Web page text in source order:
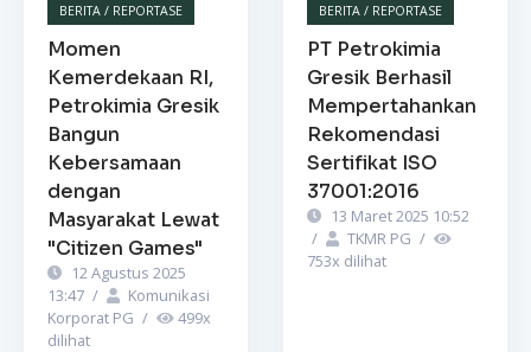
BERITA / REPORTASE
Momen
Kemerdekaan RI,
Petrokimia Gresik
Bangun
Kebersamaan
dengan
Masyarakat Lewat
"Citizen Games"
12 Agustus 2025
13:47 /
Komunikasi
Korporat PG / 499x
dilihat
BERITA / REPORTASE
PT Petrokimia
Gresik Berhasil
Mempertahankan
Rekomendasi
Sertifikat ISO
37001:2016
13 Maret 2025 10:52
/
TKMR PG /
753x dilihat